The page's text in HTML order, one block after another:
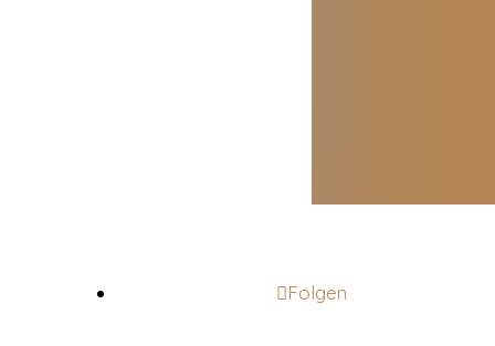
Folgen